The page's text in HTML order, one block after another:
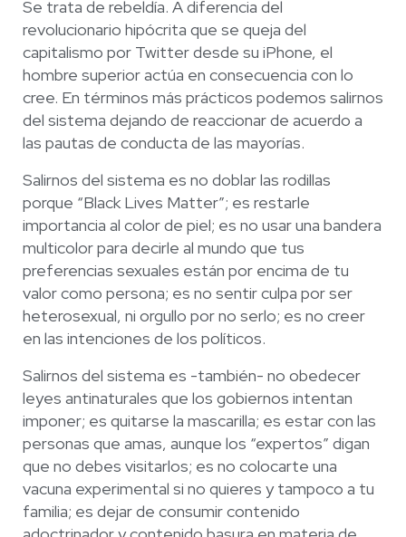
Se trata de rebeldía. A diferencia del
revolucionario hipócrita que se queja del
capitalismo por Twitter desde su iPhone, el
hombre superior actúa en consecuencia con lo
cree. En términos más prácticos podemos salirnos
del sistema dejando de reaccionar de acuerdo a
las pautas de conducta de las mayorías.
Salirnos del sistema es no doblar las rodillas
porque “Black Lives Matter”; es restarle
importancia al color de piel; es no usar una bandera
multicolor para decirle al mundo que tus
preferencias sexuales están por encima de tu
valor como persona; es no sentir culpa por ser
heterosexual, ni orgullo por no serlo; es no creer
en las intenciones de los políticos.
Salirnos del sistema es -también- no obedecer
leyes antinaturales que los gobiernos intentan
imponer; es quitarse la mascarilla; es estar con las
personas que amas, aunque los “expertos” digan
que no debes visitarlos; es no colocarte una
vacuna experimental si no quieres y tampoco a tu
familia; es dejar de consumir contenido